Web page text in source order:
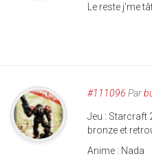
Le reste j'me
#111096 Par
Jeu : Starcraft
bronze et
Anime : Nada